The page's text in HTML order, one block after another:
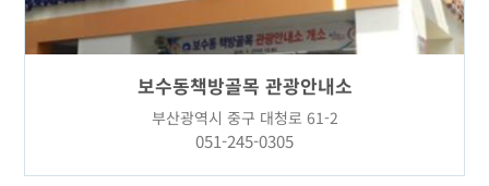
보수동책방골목 관광안내소
부산광역시 중구 대청로 61-2
051-245-0305